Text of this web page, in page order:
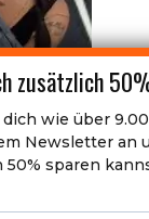
Ich
dich wie über
Newsletter an
50% sparen
zusätzlich